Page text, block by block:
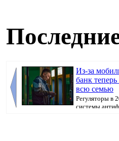
Из-за
банк
всю семью
Регуляторы в
системы